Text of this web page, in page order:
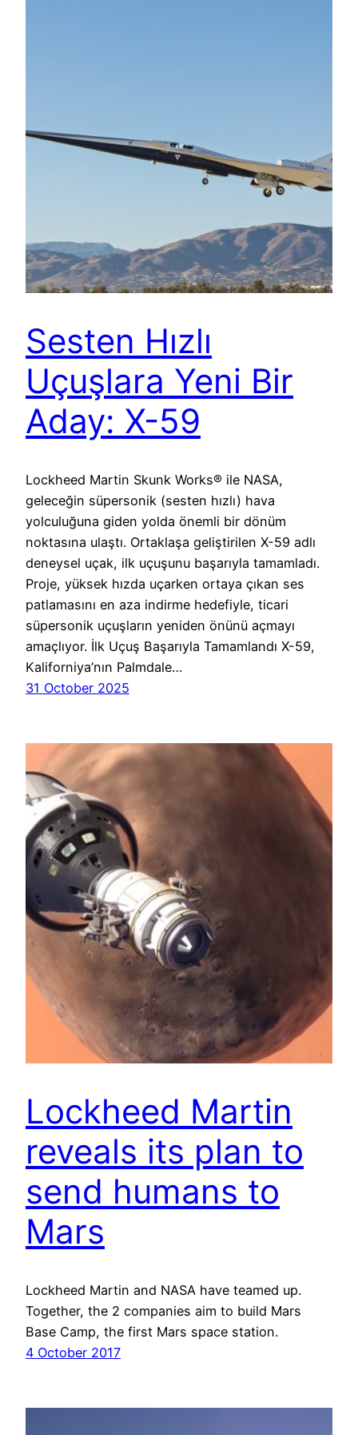
Sesten Hızlı
Uçuşlara Yeni Bir
Aday: X-59
Lockheed Martin Skunk Works® ile NASA,
geleceğin süpersonik (sesten hızlı) hava
yolculuğuna giden yolda önemli bir dönüm
noktasına ulaştı. Ortaklaşa geliştirilen X-59 adlı
deneysel uçak, ilk uçuşunu başarıyla tamamladı.
Proje, yüksek hızda uçarken ortaya çıkan ses
patlamasını en aza indirme hedefiyle, ticari
süpersonik uçuşların yeniden önünü açmayı
amaçlıyor. İlk Uçuş Başarıyla Tamamlandı X-59,
Kaliforniya’nın Palmdale…
31 October 2025
Lockheed Martin
reveals its plan to
send humans to
Mars
Lockheed Martin and NASA have teamed up.
Together, the 2 companies aim to build Mars
Base Camp, the first Mars space station.
4 October 2017